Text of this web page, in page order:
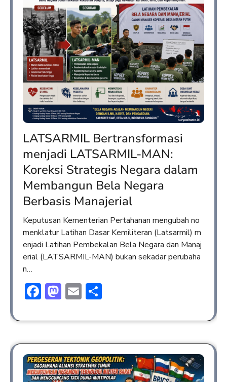
LATSARMIL Bertransformasi
menjadi LATSARMIL-MAN:
Koreksi Strategis Negara dalam
Membangun Bela Negara
Berbasis Manajerial
Keputusan Kementerian Pertahanan mengubah no
menklatur Latihan Dasar Kemiliteran (Latsarmil) m
enjadi Latihan Pembekalan Bela Negara dan Manaj
erial (LATSARMIL-MAN) bukan sekadar perubaha
n…
Facebook
Mastodon
Email